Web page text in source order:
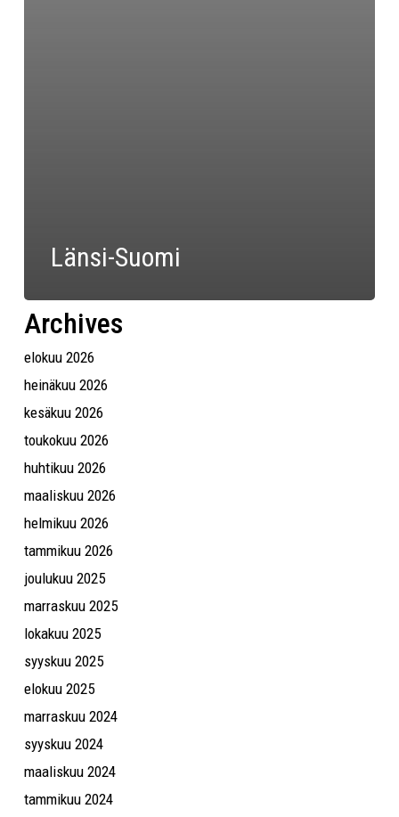
Länsi-Suomi
Archives
elokuu 2026
heinäkuu 2026
kesäkuu 2026
toukokuu 2026
huhtikuu 2026
maaliskuu 2026
helmikuu 2026
tammikuu 2026
joulukuu 2025
marraskuu 2025
lokakuu 2025
syyskuu 2025
elokuu 2025
marraskuu 2024
syyskuu 2024
maaliskuu 2024
tammikuu 2024